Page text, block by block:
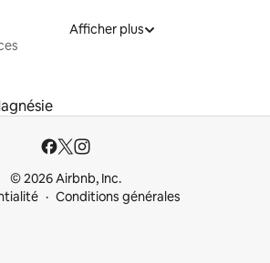
Afficher plus
© 2026 Airbnb, Inc.
Conditions générales